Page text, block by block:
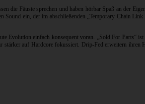
die Fäuste sprechen und haben hörbar Spaß an der
ein, der im abschließenden „Temporary Chain
Evolution einfach konsequent voran. „Sold For Parts“
auf Hardcore fokussiert. Drip-Fed erweitern